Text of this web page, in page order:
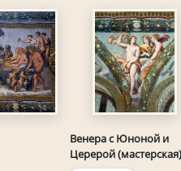
Венера с Юноной и
Церерой (мастерская)